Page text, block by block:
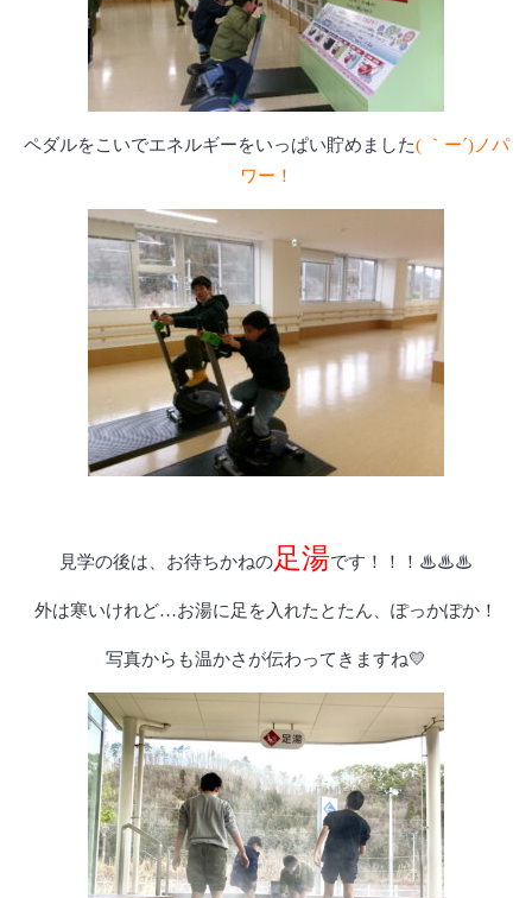
ペダルをこいでエネルギーをいっぱい貯めました( ｀ー´)ノパ
ワー！
見学の後は、お待ちかねの足湯です！！！♨♨♨
外は寒いけれど…お湯に足を入れたとたん、ぽっかぽか！
写真からも温かさが伝わってきますね💛